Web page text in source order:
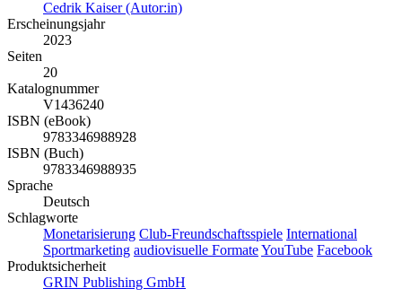
Cedrik Kaiser (Autor:in)
Erscheinungsjahr
2023
Seiten
20
Katalognummer
V1436240
ISBN (eBook)
9783346988928
ISBN (Buch)
9783346988935
Sprache
Deutsch
Schlagworte
Monetarisierung Club-Freundschaftsspiele International
Sportmarketing audiovisuelle FormateYouTube Facebook
Produktsicherheit
GRIN Publishing GmbH